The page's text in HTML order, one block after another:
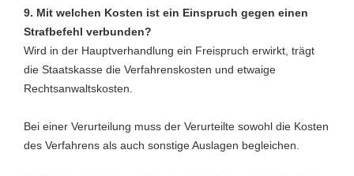
9. Mit welchen Kosten ist ein Einspruch gegen einen
Strafbefehl verbunden?
Wird in der Hauptverhandlung ein Freispruch erwirkt, trägt
die Staatskasse die Verfahrenskosten und etwaige
Rechtsanwaltskosten.
Bei einer Verurteilung muss der Verurteilte sowohl die Kosten
des Verfahrens als auch sonstige Auslagen begleichen.